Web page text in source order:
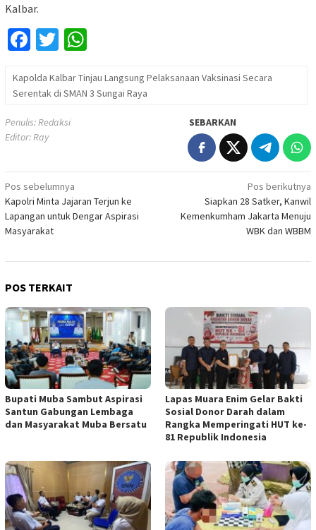
Kalbar.
Facebook
Twitter
Kapolda Kalbar Tinjau Langsung Pelaksanaan Vaksinasi Secara
Serentak di SMAN 3 Sungai Raya
Penulis: Redaksi
Editor: Ray
SEBARKAN
Navigasi
pos
Pos sebelumnya
Kapolri Minta Jajaran Terjun ke
Lapangan untuk Dengar Aspirasi
Masyarakat
Pos berikutnya
Siapkan 28 Satker, Kanwil
Kemenkumham Jakarta Menuju
WBK dan WBBM
POS TERKAIT
Bupati Muba Sambut Aspirasi
Santun Gabungan Lembaga
dan Masyarakat Muba Bersatu
Lapas Muara Enim Gelar Bakti
Sosial Donor Darah dalam
Rangka Memperingati HUT ke-
81 Republik Indonesia